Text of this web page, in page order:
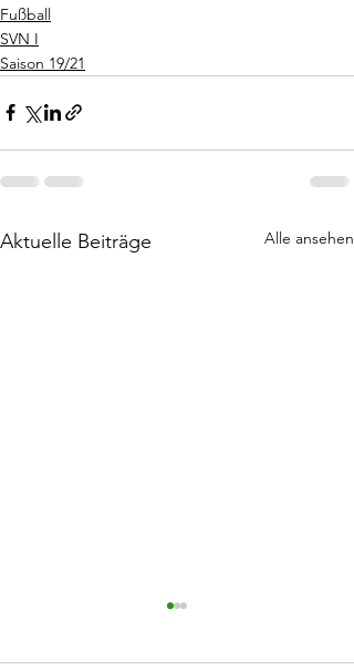
Fußball
SVN I
Saison 19/21
Aktuelle Beiträge Alle ansehen